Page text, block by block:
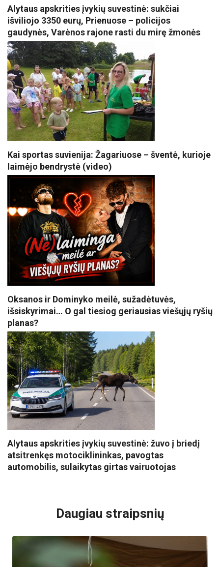
Alytaus apskrities įvykių suvestinė: sukčiai
išviliojo 3350 eurų, Prienuose – policijos
gaudynės, Varėnos rajone rasti du mirę žmonės
Kai sportas suvienija: Žagariuose – šventė, kurioje
laimėjo bendrystė (video)
Oksanos ir Dominyko meilė, sužadėtuvės,
išsiskyrimai… O gal tiesiog geriausias viešųjų ryšių
planas?
Alytaus apskrities įvykių suvestinė: žuvo į briedį
atsitrenkęs motociklininkas, pavogtas
automobilis, sulaikytas girtas vairuotojas
Daugiau straipsnių